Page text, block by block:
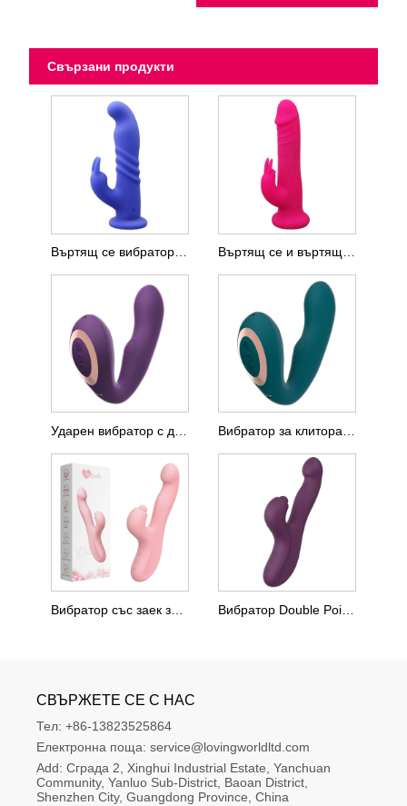
Свързани продукти
Въртящ се вибратор със заешка вендуза Въртящ се и въртящ се вибратор с мъниста
Вибратор със заек за клитора и G-точката Вибратор Double Points Thumping Rabbit
СВЪРЖЕТЕ СЕ С НАС
Тел: +86-13823525864
Електронна поща: service@lovingworldltd.com
Add: Сграда 2, Xinghui Industrial Estate, Yanchuan
Community, Yanluo Sub-District, Baoan District,
Shenzhen City, Guangdong Province, China